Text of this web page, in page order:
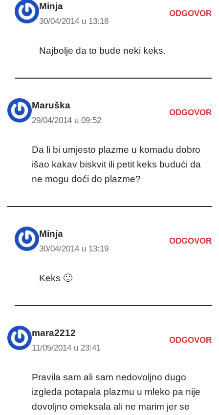
Minja
30/04/2014 u 13:18
ODGOVOR
Najbolje da to bude neki keks.
Maruška
29/04/2014 u 09:52
ODGOVOR
Da li bi umjesto plazme u komadu dobro
išao kakav biskvit ili petit keks budući da
ne mogu doći do plazme?
Minja
30/04/2014 u 13:19
ODGOVOR
Keks 🙂
mara2212
11/05/2014 u 23:41
ODGOVOR
Pravila sam ali sam nedovoljno dugo
izgleda potapala plazmu u mleko pa nije
dovoljno omeksala ali ne marim jer se